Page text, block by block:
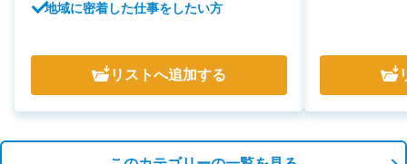
地域に密着した仕事をしたい方
リストへ追加する